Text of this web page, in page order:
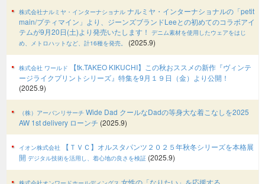
株式会社ナルミヤ・インターナショナル ナルミヤ・インターナショナルの「petit
main/プティマイン」より、ジーンズブランドLeeとの初めてのコラボアイ
テムが9月20日(土)より発売いたします！ デニム素材を使用したウェアをはじ
め、メトロハットなど、計16種を発売。
(2025.9)
株式会社 ワールド
【tk.TAKEO KIKUCHI】この秋おススメの新作『ヴィンテ
ージライクプリントシリーズ』特集を9月１９日（金）より公開！
(2025.9)
（株）アーバンリサーチ Wide Dad クールなDadの等身大な着こなしを2025
AW 1st delivery ローンチ (2025.9)
イオン株式会社 【ＴＶＣ】オルスタパンツ２０２５年秋冬シリーズを本格展
開 デジタル技術を活用し、着心地の良さを検証 (2025.9)